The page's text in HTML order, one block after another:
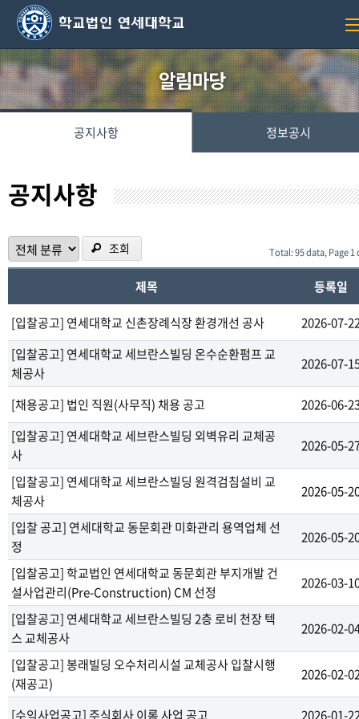
공지사항 정보공시
공지사항
조회 Total: 95 data, Page 1
제목 등록일
[입찰공고] 연세대학교 신촌장례식장 환경개선 공사
2026-07-
[입찰공고] 연세대학교 세브란스빌딩 온수순환펌프 교
체공사
2026-07-
[채용공고] 법인 직원(사무직) 채용 공고
2026-06-
[입찰공고] 연세대학교 세브란스빌딩 외벽유리 교체공
사
2026-05-
[입찰공고] 연세대학교 세브란스빌딩 원격검침설비 교
체공사
2026-05-
[입찰 공고] 연세대학교 동문회관 미화관리 용역업체 선
정
2026-05-
[입찰공고] 학교법인 연세대학교 동문회관 부지개발 건
설사업관리(Pre-Construction) CM 선정
2026-03-
[입찰공고] 연세대학교 세브란스빌딩 2층 로비 천장 텍
스 교체공사
2026-02-
[입찰공고] 봉래빌딩 오수처리시설 교체공사 입찰시행
(재공고)
2026-02-
[수익사업공고] 주식회사 이롬 사업 공고 2026-01-